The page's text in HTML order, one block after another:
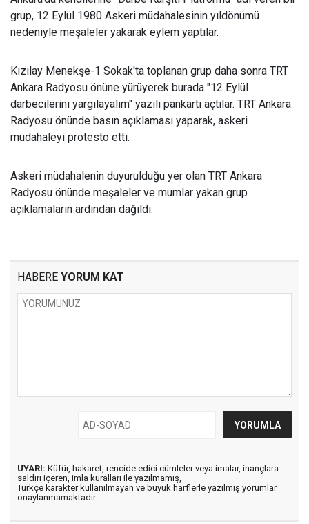
grup, 12 Eylül 1980 Askeri müdahalesinin yıldönümü
nedeniyle meşaleler yakarak eylem yaptılar.
Kızılay Menekşe-1 Sokak'ta toplanan grup daha sonra TRT
Ankara Radyosu önüne yürüyerek burada "12 Eylül
darbecilerini yargılayalım" yazılı pankartı açtılar. TRT Ankara
Radyosu önünde basın açıklaması yaparak, askeri
müdahaleyi protesto etti.
Askeri müdahalenin duyurulduğu yer olan TRT Ankara
Radyosu önünde meşaleler ve mumlar yakan grup
açıklamaların ardından dağıldı.
HABERE YORUM KAT
UYARI: Küfür, hakaret, rencide edici cümleler veya imalar, inançlara
saldırı içeren, imla kuralları ile yazılmamış,
Türkçe karakter kullanılmayan ve büyük harflerle yazılmış yorumlar
onaylanmamaktadır.